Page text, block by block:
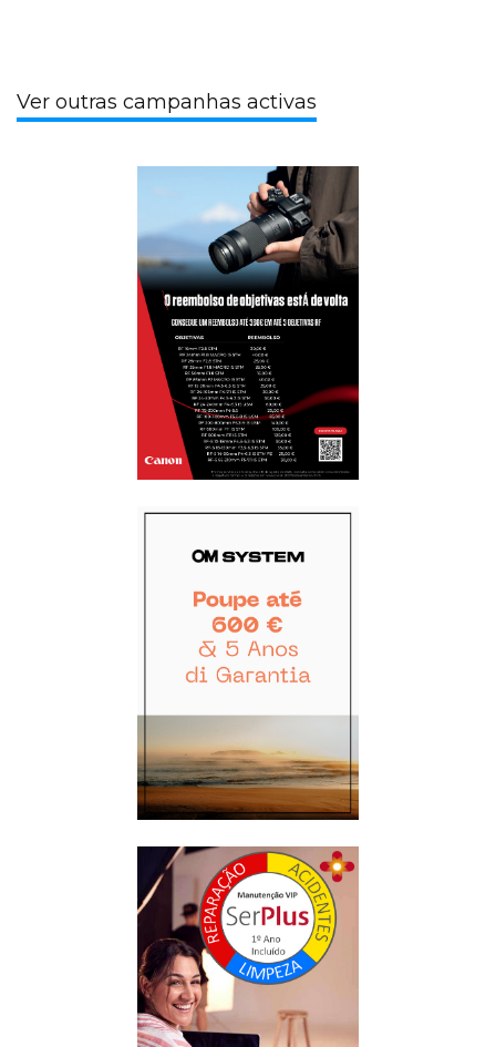
Ver outras campanhas activas